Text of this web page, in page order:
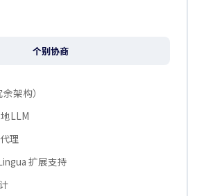
个别协商
架构）
LLM
理
扩展支持